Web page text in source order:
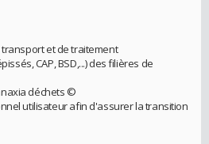
transport et de traitement
CAP, BSD,...) des filières de
déchets ©
utilisateur afin d'assurer la transition